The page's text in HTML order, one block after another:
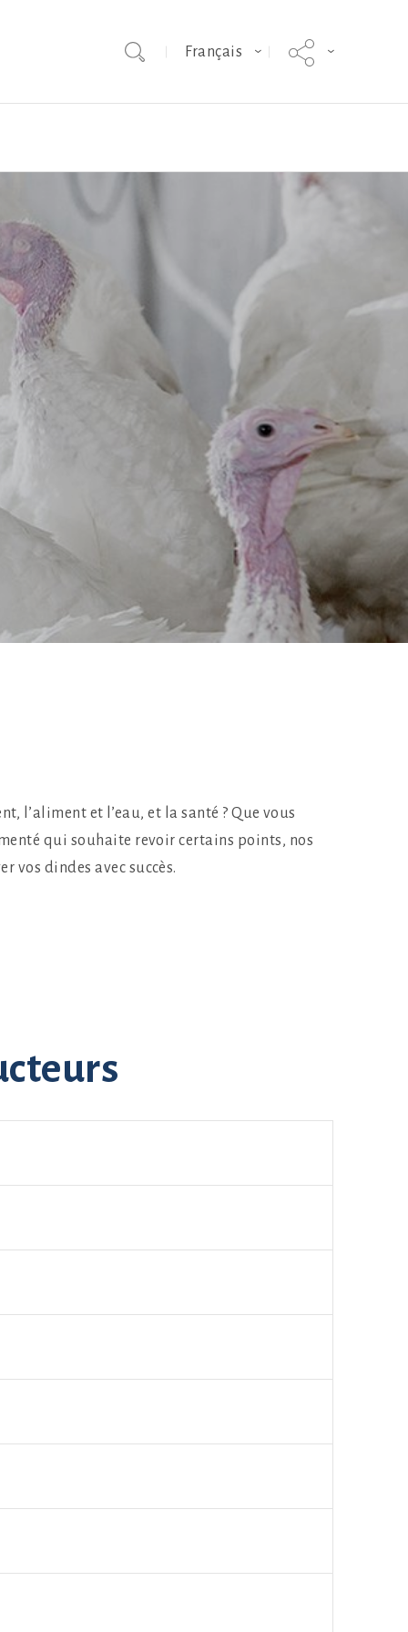
Français
Bien-être des animaux
l’aliment et l’eau, et la santé ? Que vous
qui souhaite revoir certains points, nos
vos dindes avec succès.​